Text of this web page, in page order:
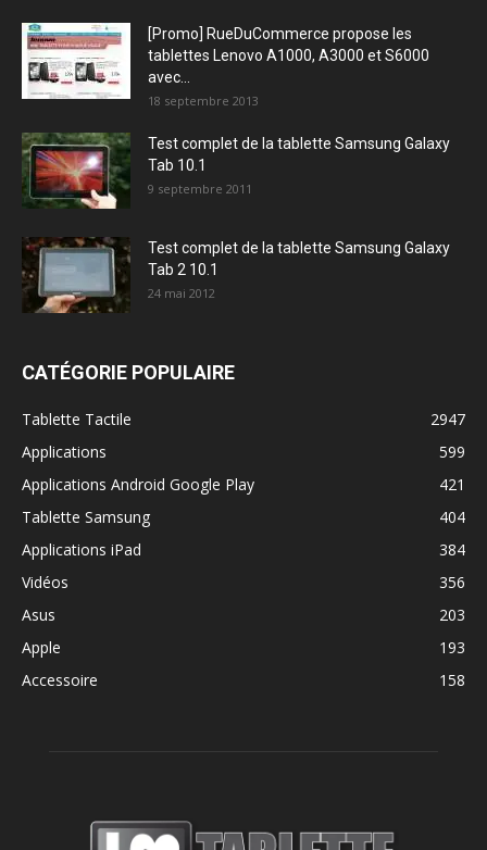
[Promo] RueDuCommerce propose les
tablettes Lenovo A1000, A3000 et S6000
avec...
18 septembre 2013
Test complet de la tablette Samsung Galaxy
Tab 10.1
9 septembre 2011
Test complet de la tablette Samsung Galaxy
Tab 2 10.1
24 mai 2012
CATÉGORIE POPULAIRE
Tablette Tactile
2947
Applications
599
Applications Android Google Play
421
Tablette Samsung
404
Applications iPad
384
Vidéos
356
Asus
203
Apple
193
Accessoire
158